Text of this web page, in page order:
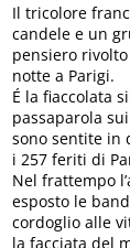
Il tricolore
candele e un
pensiero
notte a Parigi.
É la fiaccolata
passaparola
sono sentite in
i 257 feriti di
Nel frattempo
esposto le
cordoglio alle
la facciata del